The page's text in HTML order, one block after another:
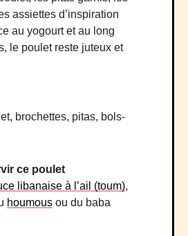
assiettes d’inspiration
au yogourt et au long
le poulet reste juteux et
brochettes, pitas, bols-
ce poulet
libanaise à l’ail (toum),
houmous ou du baba